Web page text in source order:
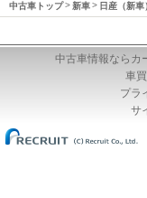
中古車トップ 新車 日産（新車
中古車情報ならカ
車
プラ
サ